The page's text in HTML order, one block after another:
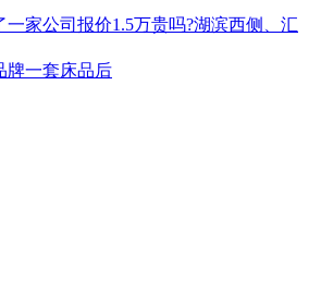
一家公司报价1.5万贵吗?湖滨西侧、汇
牌一套床品后